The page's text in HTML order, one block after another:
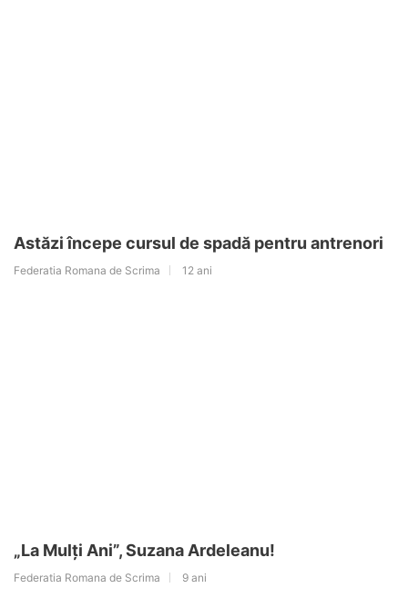
Astăzi începe cursul de spadă pentru antrenori
Federatia Romana de Scrima 12 ani
„La Mulți Ani”, Suzana Ardeleanu!
Federatia Romana de Scrima 9 ani